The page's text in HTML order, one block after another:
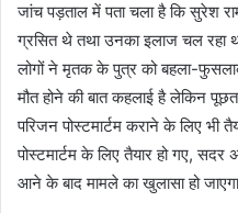
जांच पड़ताल में पता चला है कि सुरेश
ग्रसित थे तथा उनका इलाज चल रहा
लोगों ने मृतक के पुत्र को बहला-
मौत होने की बात कहलाई है लेकिन
परिजन पोस्टमार्टम कराने के लिए भी
पोस्टमार्टम के लिए तैयार हो गए, सदर
आने के बाद मामले का खुलासा हो